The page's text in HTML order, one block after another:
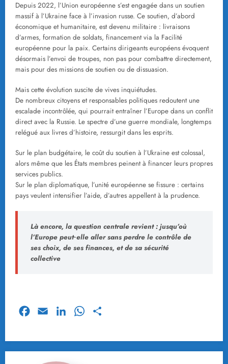
Depuis 2022, l’Union européenne s’est engagée dans un soutien
massif à l’Ukraine face à l’invasion russe. Ce soutien, d’abord
économique et humanitaire, est devenu militaire : livraisons
d’armes, formation de soldats, financement via la Facilité
européenne pour la paix. Certains dirigeants européens évoquent
désormais l’envoi de troupes, non pas pour combattre directement,
mais pour des missions de soutien ou de dissuasion.
Mais cette évolution suscite de vives inquiétudes.
De nombreux citoyens et responsables politiques redoutent une
escalade incontrôlée, qui pourrait entraîner l’Europe dans un conflit
direct avec la Russie. Le spectre d’une guerre mondiale, longtemps
relégué aux livres d’histoire, ressurgit dans les esprits.
Sur le plan budgétaire, le coût du soutien à l’Ukraine est colossal,
alors même que les États membres peinent à financer leurs propres
services publics.
Sur le plan diplomatique, l’unité européenne se fissure : certains
pays veulent intensifier l’aide, d’autres appellent à la prudence.
Là encore, la question centrale revient : jusqu’où
l’Europe peut‑elle aller sans perdre le contrôle de
ses choix, de ses finances, et de sa sécurité
collective
Facebook
Email LinkedInWhatsApp